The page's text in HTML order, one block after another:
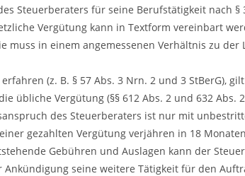
Steuerberaters für seine Berufstätigkeit nach
Vergütung kann in Textform vereinbart
muss in einem angemessenen Verhältnis zu
(z. B. § 57 Abs. 3 Nrn. 2 und 3
übliche Vergütung (§§ 612 Abs. 2 und 632 Abs. 2
des Steuerberaters ist nur mit
gezahlten Vergütung verjähren in 18
Gebühren und Auslagen kann der
seine weitere Tätigkeit für den